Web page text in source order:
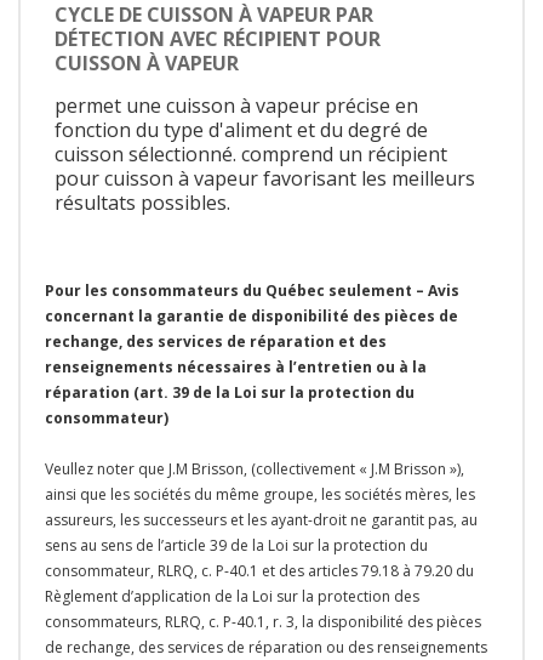
CYCLE DE CUISSON À VAPEUR PAR
DÉTECTION AVEC RÉCIPIENT POUR
CUISSON À VAPEUR
permet une cuisson à vapeur précise en
fonction du type d'aliment et du degré de
cuisson sélectionné. comprend un récipient
pour cuisson à vapeur favorisant les meilleurs
résultats possibles.
Pour les consommateurs du Québec seulement – Avis
concernant la garantie de disponibilité des pièces de
rechange, des services de réparation et des
renseignements nécessaires à l’entretien ou à la
réparation (art. 39 de la Loi sur la protection du
consommateur)
Veullez noter que J.M Brisson, (collectivement « J.M Brisson »),
ainsi que les sociétés du même groupe, les sociétés mères, les
assureurs, les successeurs et les ayant-droit ne garantit pas, au
sens au sens de l’article 39 de la Loi sur la protection du
consommateur, RLRQ, c. P-40.1 et des articles 79.18 à 79.20 du
Règlement d’application de la Loi sur la protection des
consommateurs, RLRQ, c. P-40.1, r. 3, la disponibilité des pièces
de rechange, des services de réparation ou des renseignements